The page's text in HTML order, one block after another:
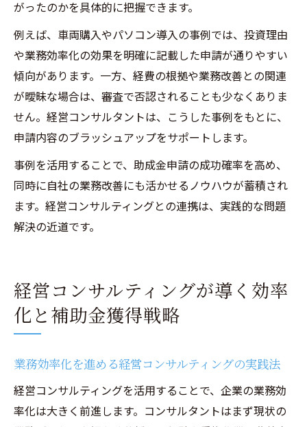
がったのかを具体的に把握できます。
例えば、車両購入やパソコン導入の事例では、投資理由
や業務効率化の効果を明確に記載した申請が通りやすい
傾向があります。一方、経費の根拠や業務改善との関連
が曖昧な場合は、審査で否認されることも少なくありま
せん。経営コンサルタントは、こうした事例をもとに、
申請内容のブラッシュアップをサポートします。
事例を活用することで、助成金申請の成功確率を高め、
同時に自社の業務改善にも活かせるノウハウが蓄積され
ます。経営コンサルティングとの連携は、実践的な問題
解決の近道です。
経営コンサルティングが導く効率
化と補助金獲得戦略
業務効率化を進める経営コンサルティングの実践法
経営コンサルティングを活用することで、企業の業務効
率化は大きく前進します。コンサルタントはまず現状の